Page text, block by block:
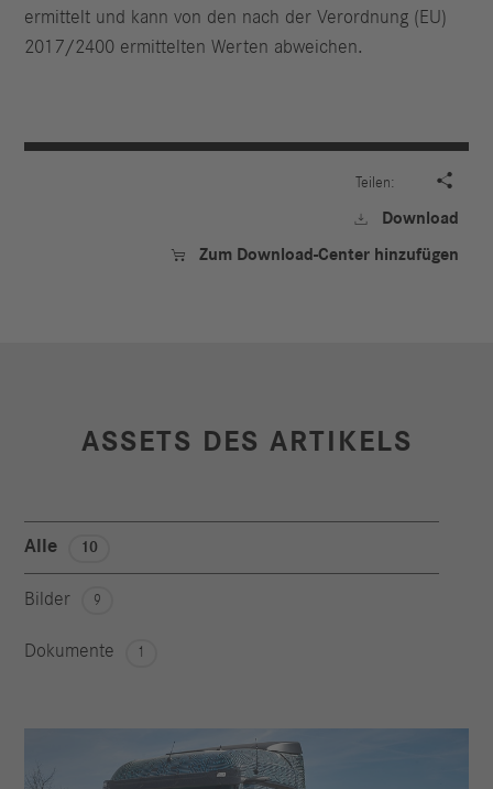
ermittelt und kann von den nach der Verordnung (EU)
2017/2400 ermittelten Werten abweichen.
Teilen: 
 Download
 Zum Download-Center hinzufügen
ASSETS DES ARTIKELS
Alle 10
Bilder 9
Dokumente 1